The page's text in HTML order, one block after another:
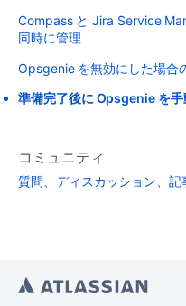
Compass と Jira Service
同時に管理
Opsgenie を無効にした場合
準備完了後に Opsgenie を
コミュニティ
質問、ディスカッション、記